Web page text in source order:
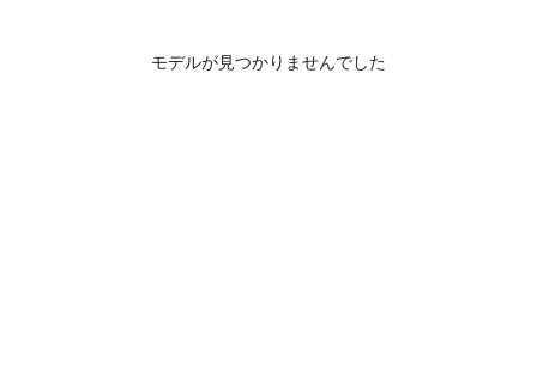
モデルが見つかりませんでした